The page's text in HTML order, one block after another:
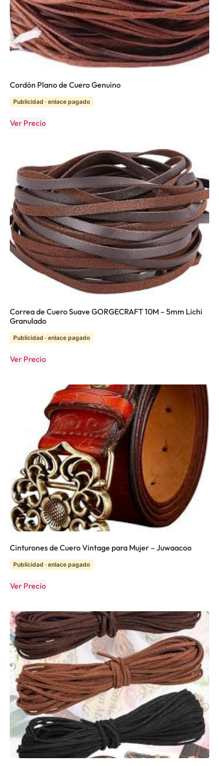
Cordón Plano de Cuero Genuino
Publicidad · enlace pagado
Ver Precio
Correa de Cuero Suave GORGECRAFT 10M – 5mm Lichi
Granulado
Publicidad · enlace pagado
Ver Precio
Cinturones de Cuero Vintage para Mujer – Juwaacoo
Publicidad · enlace pagado
Ver Precio